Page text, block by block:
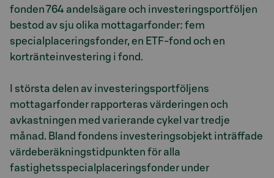
fonden 764 andelsägare och investeringsportföljen
bestod av sju olika mottagarfonder: fem
specialplaceringsfonder, en ETF-fond och en
kortränteinvestering i fond.
I största delen av investeringsportföljens
mottagarfonder rapporteras värderingen och
avkastningen med varierande cykel var tredje
månad. Bland fondens investeringsobjekt inträffade
värdeberäkningstidpunkten för alla
fastighetsspecialplaceringsfonder under